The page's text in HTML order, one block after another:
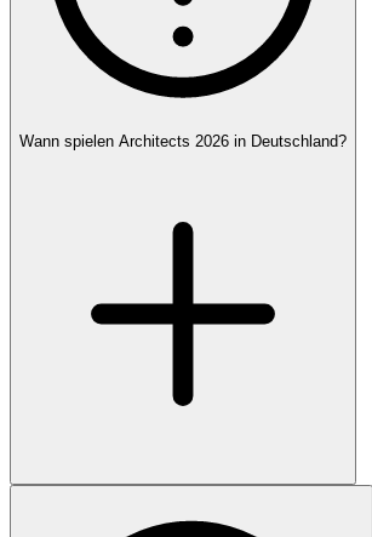
Wann spielen Architects 2026 in Deutschland?